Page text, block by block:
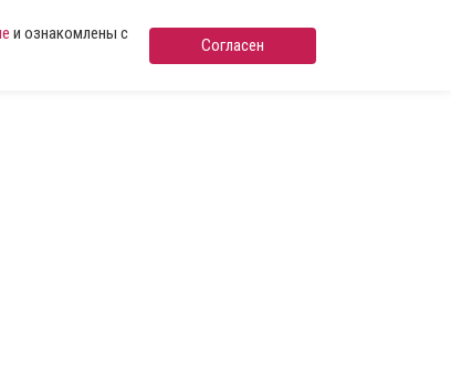
и ознакомлены с
Согласен